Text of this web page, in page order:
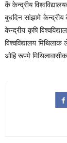
कें केन्द्रीय
बुधदिन सांझामे केन्द्रीय
केन्द्रीय कृषि
विश्वविद्यालय
ओहि रूपमे